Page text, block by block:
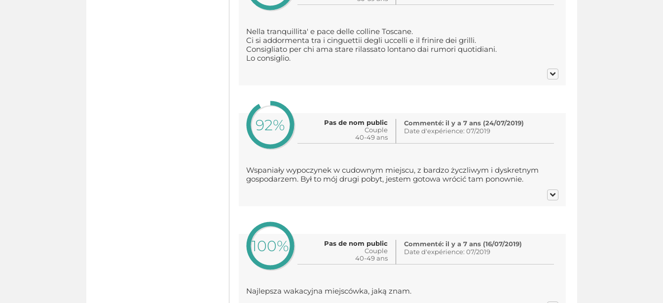
Nella tranquillita' e pace delle colline Toscane.
Ci si addormenta tra i cinguettii degli uccelli e il frinire dei grilli.
Consigliato per chi ama stare rilassato lontano dai rumori quotidiani.
Lo consiglio.
92%
Pas de nom public
Couple
40-49 ans
Commenté: il y a 7 ans (24/07/2019)
Date d'expérience: 07/2019
Wspaniały wypoczynek w cudownym miejscu, z bardzo życzliwym i dyskretnym
gospodarzem. Był to mój drugi pobyt, jestem gotowa wrócić tam ponownie.
100%
Pas de nom public
Couple
40-49 ans
Commenté: il y a 7 ans (16/07/2019)
Date d'expérience: 07/2019
Najlepsza wakacyjna miejscówka, jaką znam.